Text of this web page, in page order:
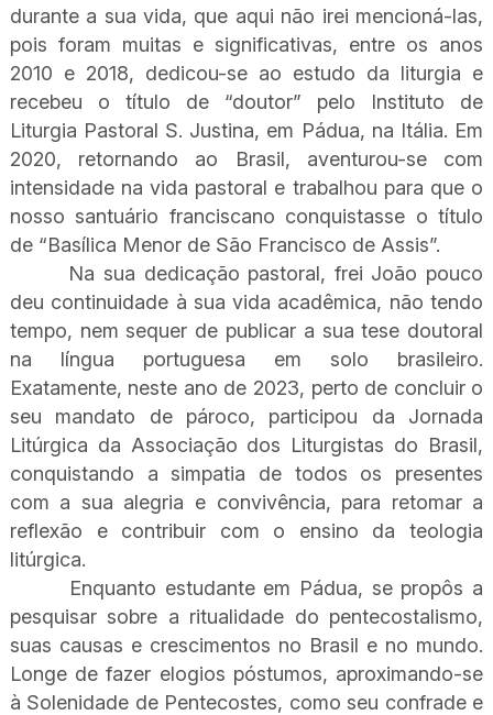
durante a sua vida, que aqui não irei mencioná-las,
pois foram muitas e significativas, entre os anos
2010 e 2018, dedicou-se ao estudo da liturgia e
recebeu o título de “doutor” pelo Instituto de
Liturgia Pastoral S. Justina, em Pádua, na Itália. Em
2020, retornando ao Brasil, aventurou-se com
intensidade na vida pastoral e trabalhou para que o
nosso santuário franciscano conquistasse o título
de “Basílica Menor de São Francisco de Assis”.
Na sua dedicação pastoral, frei João pouco
deu continuidade à sua vida acadêmica, não tendo
tempo, nem sequer de publicar a sua tese doutoral
na língua portuguesa em solo brasileiro.
Exatamente, neste ano de 2023, perto de concluir o
seu mandato de pároco, participou da Jornada
Litúrgica da Associação dos Liturgistas do Brasil,
conquistando a simpatia de todos os presentes
com a sua alegria e convivência, para retomar a
reflexão e contribuir com o ensino da teologia
litúrgica.
Enquanto estudante em Pádua, se propôs a
pesquisar sobre a ritualidade do pentecostalismo,
suas causas e crescimentos no Brasil e no mundo.
Longe de fazer elogios póstumos, aproximando-se
à Solenidade de Pentecostes, como seu confrade e